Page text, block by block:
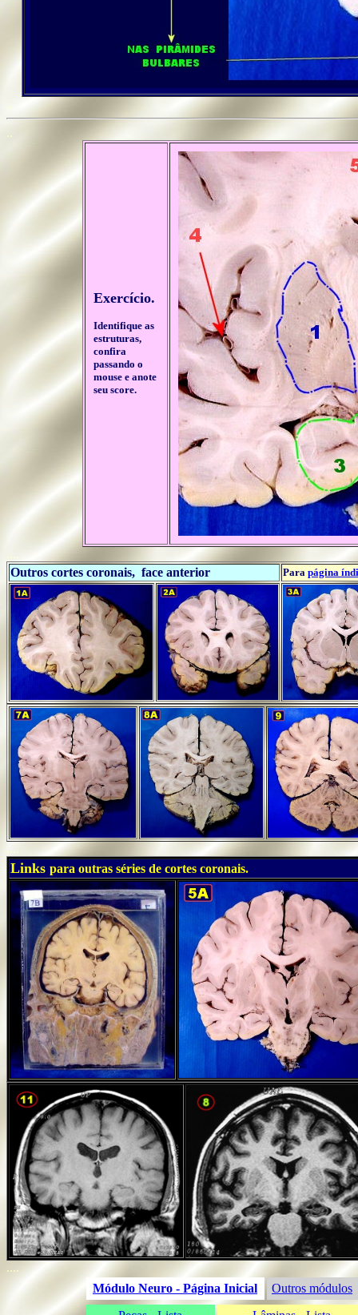
..
Exercício.
Identifique as
estruturas,
confira
passando o
mouse e anote
seu score.
....
Outros cortes coronais, face anterior
Para página
....
Links para outras séries de cortes coronais.
....
Módulo Neuro - Página Inicial
Outros módulos